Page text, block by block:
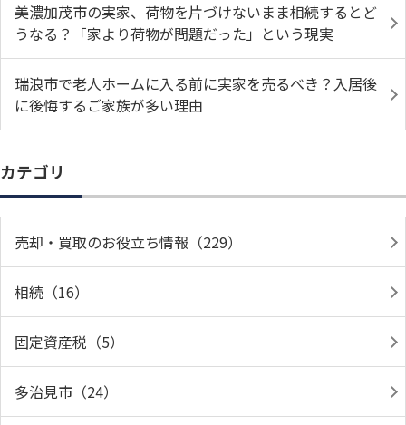
美濃加茂市の実家、荷物を片づけないまま相続するとど
うなる？「家より荷物が問題だった」という現実
瑞浪市で老人ホームに入る前に実家を売るべき？入居後
に後悔するご家族が多い理由
カテゴリ
売却・買取のお役立ち情報（229）
相続（16）
固定資産税（5）
多治見市（24）